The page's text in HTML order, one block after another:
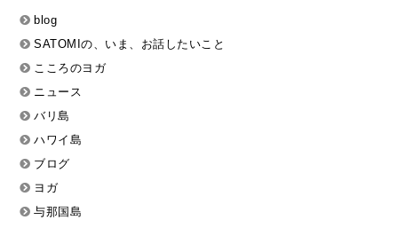
blog
SATOMIの、いま、お話したいこと
こころのヨガ
ニュース
バリ島
ハワイ島
ブログ
ヨガ
与那国島